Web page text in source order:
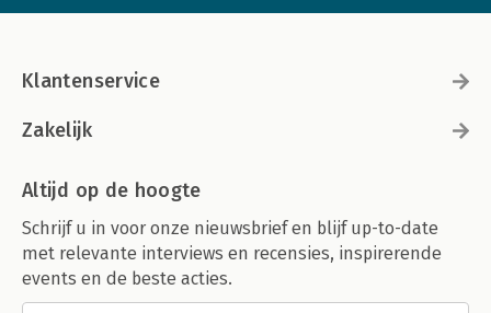
Klantenservice
Zakelijk
Altijd op de hoogte
Schrijf u in voor onze nieuwsbrief en blijf up-to-date
met relevante interviews en recensies, inspirerende
events en de beste acties.